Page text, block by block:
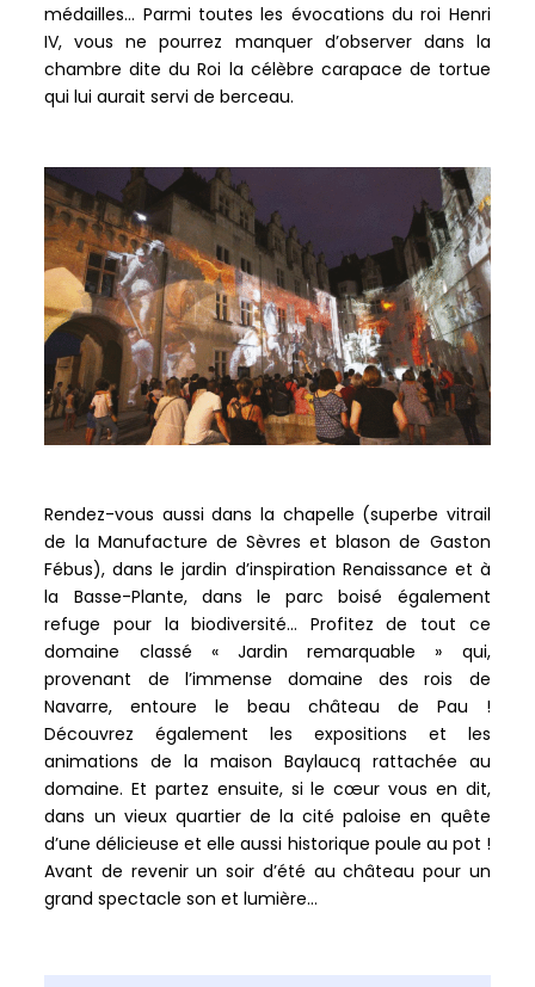
médailles… Parmi toutes les évocations du roi Henri
IV, vous ne pourrez manquer d’observer dans la
chambre dite du Roi la célèbre carapace de tortue
qui lui aurait servi de berceau.
Rendez-vous aussi dans la chapelle (superbe vitrail
de la Manufacture de Sèvres et blason de Gaston
Fébus), dans le jardin d’inspiration Renaissance et à
la Basse-Plante, dans le parc boisé également
refuge pour la biodiversité… Profitez de tout ce
domaine classé « Jardin remarquable » qui,
provenant de l’immense domaine des rois de
Navarre, entoure le beau château de Pau !
Découvrez également les expositions et les
animations de la maison Baylaucq rattachée au
domaine. Et partez ensuite, si le cœur vous en dit,
dans un vieux quartier de la cité paloise en quête
d’une délicieuse et elle aussi historique poule au pot !
Avant de revenir un soir d’été au château pour un
grand spectacle son et lumière…